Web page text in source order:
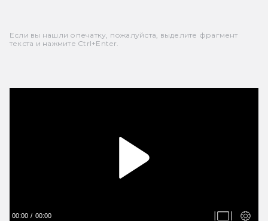
Если вы нашли опечатку, пожалуйста, выделите фрагмент
текста и нажмите Ctrl+Enter.
00:00 00:00